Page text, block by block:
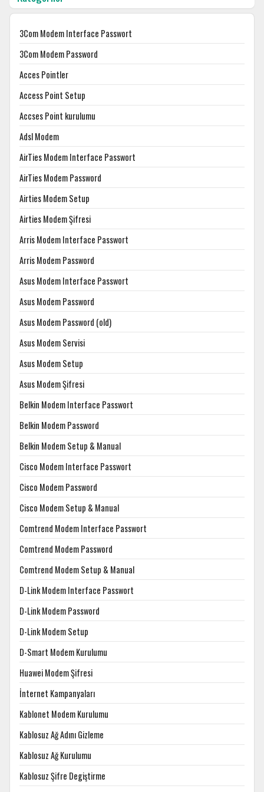
3Com Modem Interface Passwort
3Com Modem Password
Acces Pointler
Access Point Setup
Accses Point kurulumu
Adsl Modem
AirTies Modem Interface Passwort
AirTies Modem Password
Airties Modem Setup
Airties Modem Şifresi
Arris Modem Interface Passwort
Arris Modem Password
Asus Modem Interface Passwort
Asus Modem Password
Asus Modem Password (old)
Asus Modem Servisi
Asus Modem Setup
Asus Modem Şifresi
Belkin Modem Interface Passwort
Belkin Modem Password
Belkin Modem Setup & Manual
Cisco Modem Interface Passwort
Cisco Modem Password
Cisco Modem Setup & Manual
Comtrend Modem Interface Passwort
Comtrend Modem Password
Comtrend Modem Setup & Manual
D-Link Modem Interface Passwort
D-Link Modem Password
D-Link Modem Setup
D-Smart Modem Kurulumu
Huawei Modem Şifresi
İnternet Kampanyaları
Kablonet Modem Kurulumu
Kablosuz Ağ Adını Gizleme
Kablosuz Ağ Kurulumu
Kablosuz Şifre Degiştirme